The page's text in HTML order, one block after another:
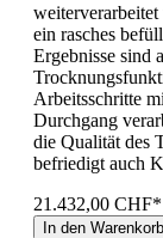
ein rasches
Ergebnisse sind
Arbeitsschritte
Durchgang
die Qualität des
befriedigt auch
21.432,00 CHF*
In den Warenkorb